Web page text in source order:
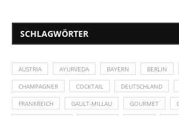
SCHLAGWÖRTER
AUSTRIA AYURVEDA BAYERN BERLIN
CHAMPAGNER COCKTAIL DEUTSCHLAND
FRANKREICH GAULT-MILLAU GOURMET